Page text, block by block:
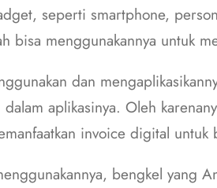
seperti smartphone,
bisa menggunakannya untuk
dan
aplikasinya. Oleh
invoice digital untuk
bengkel yang